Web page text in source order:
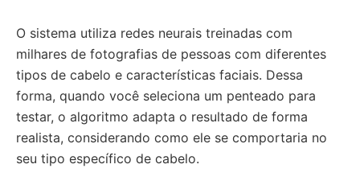
O sistema utiliza redes neurais treinadas com
milhares de fotografias de pessoas com diferentes
tipos de cabelo e características faciais. Dessa
forma, quando você seleciona um penteado para
testar, o algoritmo adapta o resultado de forma
realista, considerando como ele se comportaria no
seu tipo específico de cabelo.